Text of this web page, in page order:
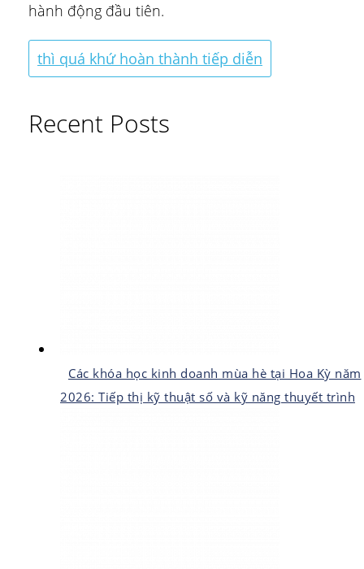
hành động đầu tiên.
thì quá khứ hoàn thành tiếp diễn
Recent Posts
Các khóa học kinh doanh mùa hè tại Hoa Kỳ năm
2026: Tiếp thị kỹ thuật số và kỹ năng thuyết trình